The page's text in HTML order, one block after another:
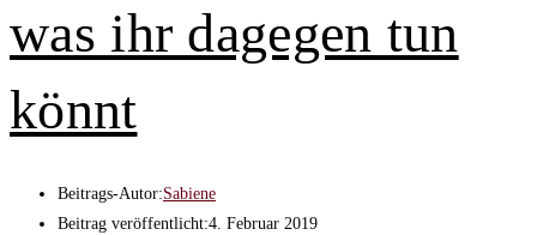
was ihr dagegen tun
könnt
Beitrags-Autor:Sabiene
Beitrag veröffentlicht:4. Februar 2019